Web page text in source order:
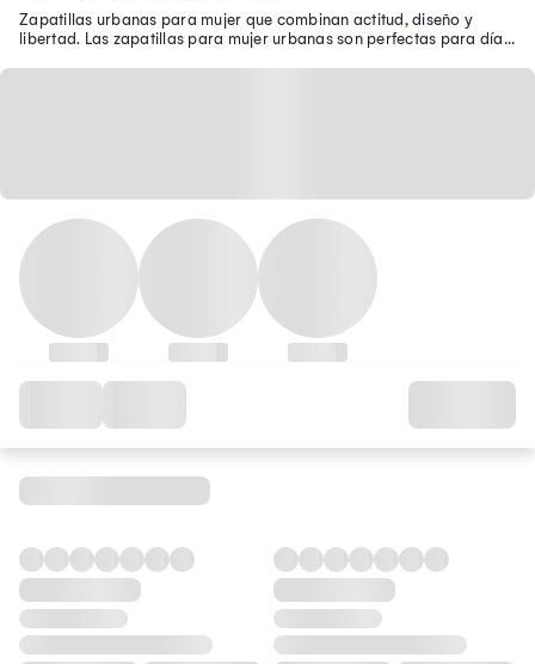
Zapatillas urbanas para mujer que combinan actitud, diseño y
libertad. Las zapatillas para mujer urbanas son perfectas para días